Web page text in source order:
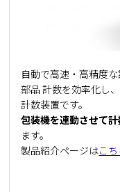
自動で高速・高精度な
部品 計数を効率化し
計数装置です。
包装機を連動させて
ます。
製品紹介ページはこ